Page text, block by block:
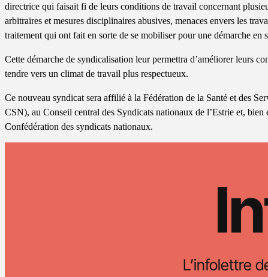
directrice qui faisait fi de leurs conditions de travail concernant
arbitraires et mesures disciplinaires abusives, menaces envers les
traitement qui ont fait en sorte de se mobiliser pour une démarche en
Cette démarche de syndicalisation leur permettra d’améliorer leurs
tendre vers un climat de travail plus respectueux.
Ce nouveau syndicat sera affilié à la Fédération de la Santé et des
CSN), au Conseil central des Syndicats nationaux de l’Estrie et, bien
Confédération des syndicats nationaux.
L’infolettre